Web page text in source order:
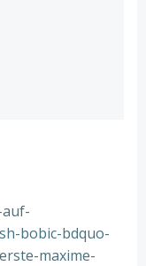
bobic-bdquo-
maxime-